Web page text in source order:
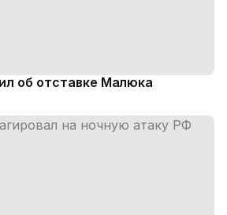
об отставке Малюка